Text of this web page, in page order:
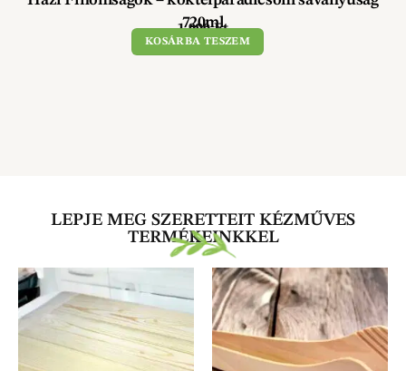
720ml
1 990Ft
KOSÁRBA TESZEM
LEPJE MEG SZERETTEIT KÉZMŰVES
TERMÉKEINKKEL